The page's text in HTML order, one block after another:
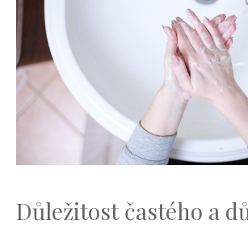
Důležitost častého a